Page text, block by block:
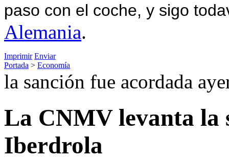
paso con el coche, y sigo
Alemania.
Imprimir Enviar
Portada > Economía
la sanción fue acordada
La CNMV levanta la
Iberdrola